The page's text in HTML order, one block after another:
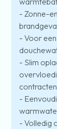
- Zonne-
- Voor
- Slim
-
- Volledig